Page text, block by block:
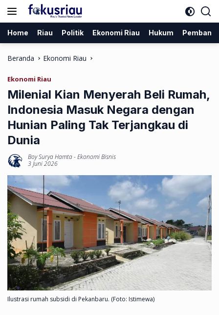
Langsung
Home Riau Politik Ekonomi Riau Hukum
Beranda Ekonomi Riau
Ekonomi Riau
Milenial Kian Menyerah Beli Rumah,
Indonesia Masuk Negara dengan
Hunian Paling Tak Terjangkau di
Dunia
Boy Surya Hamta-Ekonomi Bisnis
3 Juni 2026
Ilustrasi rumah subsidi di Pekanbaru. (Foto: Istimewa)